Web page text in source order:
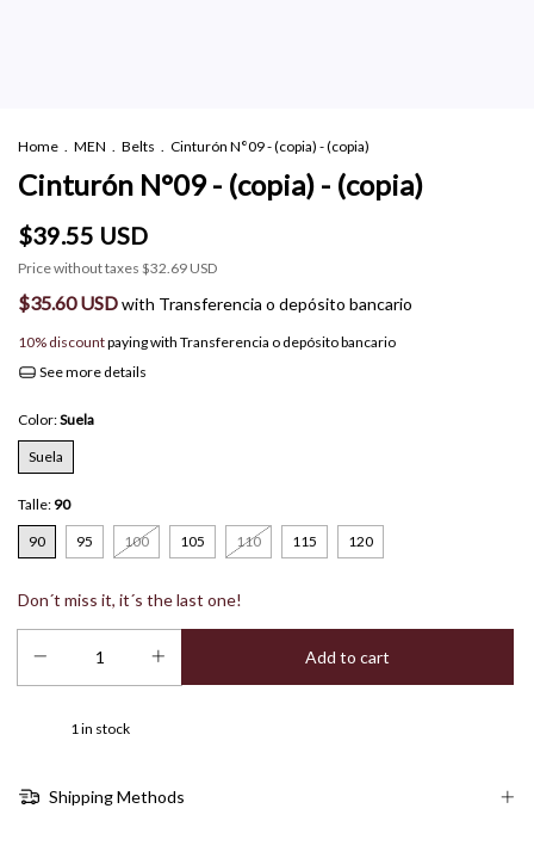
Home . MEN . Belts . Cinturón N°09 - (copia) - (copia)
Cinturón N°09 - (copia) - (copia)
$39.55 USD
Price without taxes $32.69 USD
$35.60 USDwith Transferencia o depósito bancario
10% discountpaying with Transferencia o depósito bancario
See more details
Color:Suela
Suela
Talle: 90
90 95 100 105 110 115 120
Don´t miss it, it´s the last one!
1 in stock
Shipping Methods